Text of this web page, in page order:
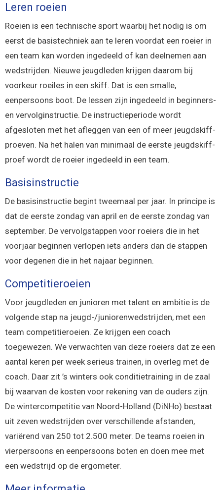
Leren roeien
Roeien is een technische sport waarbij het nodig is om
eerst de basistechniek aan te leren voordat een roeier in
een team kan worden ingedeeld of kan deelnemen aan
wedstrijden. Nieuwe jeugdleden krijgen daarom bij
voorkeur roeiles in een skiff. Dat is een smalle,
eenpersoons boot. De lessen zijn ingedeeld in beginners-
en vervolginstructie. De instructieperiode wordt
afgesloten met het afleggen van een of meer jeugdskiff-
proeven. Na het halen van minimaal de eerste jeugdskiff-
proef wordt de roeier ingedeeld in een team.
Basisinstructie
De basisinstructie begint tweemaal per jaar. In principe is
dat de eerste zondag van april en de eerste zondag van
september. De vervolgstappen voor roeiers die in het
voorjaar beginnen verlopen iets anders dan de stappen
voor degenen die in het najaar beginnen.
Competitieroeien
Voor jeugdleden en junioren met talent en ambitie is de
volgende stap na jeugd-/juniorenwedstrijden, met een
team competitieroeien. Ze krijgen een coach
toegewezen. We verwachten van deze roeiers dat ze een
aantal keren per week serieus trainen, in overleg met de
coach. Daar zit ’s winters ook conditietraining in de zaal
bij waarvan de kosten voor rekening van de ouders zijn.
De wintercompetitie van Noord-Holland (DiNHo) bestaat
uit zeven wedstrijden over verschillende afstanden,
variërend van 250 tot 2.500 meter. De teams roeien in
vierpersoons en eenpersoons boten en doen mee met
een wedstrijd op de ergometer.